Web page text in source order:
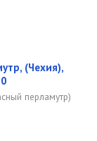
(Чехия),
перламутр)